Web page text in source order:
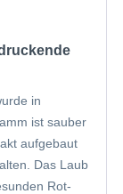
in
ist sauber
aufgebaut
Das Laub
Rot-